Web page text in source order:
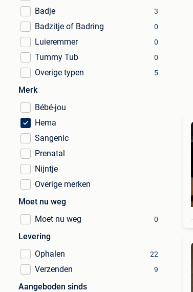
Badje 3
Badzitje of Badring 0
Luieremmer 0
Tummy Tub 0
Overige typen 5
Merk
Bébé-jou
Hema
Sangenic
Prenatal
Nijntje
Overige merken
Moet nu weg
Moet nu weg
0
Levering
Ophalen
22
Verzenden 9
Aangeboden sinds